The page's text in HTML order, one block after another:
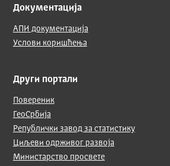
Документација
АПИ документација
Услови коришћења
Други портали
Повереник
ГеоСрбија
Републички завод за статистику
Циљеви одрживог развоја
Министарство просвете